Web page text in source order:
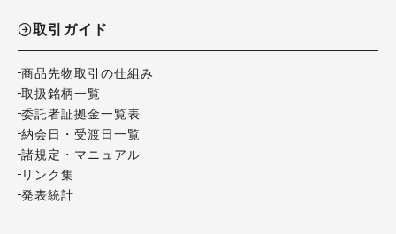
取引ガイド
商品先物取引の仕組み
取扱銘柄一覧
委託者証拠金一覧表
納会日・受渡日一覧
諸規定・マニュアル
リンク集
発表統計